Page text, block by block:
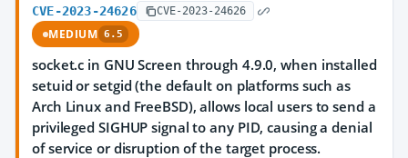
CVE-2023-24626 CVE-2023-24626
MEDIUM 6.5
socket.c in GNU Screen through 4.9.0, when installed
setuid or setgid (the default on platforms such as
Arch Linux and FreeBSD), allows local users to send a
privileged SIGHUP signal to any PID, causing a denial
of service or disruption of the target process.